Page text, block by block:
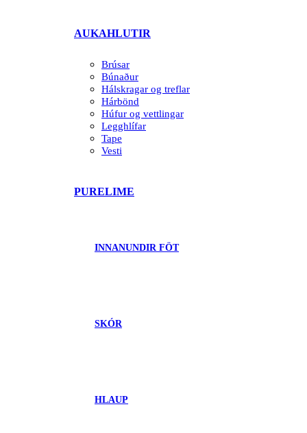
AUKAHLUTIR
Brúsar
Búnaður
Hálskragar og treflar
Hárbönd
Húfur og vettlingar
Legghlífar
Tape
Vesti
PURELIME
INNANUNDIR FÖT
SKÓR
HLAUP